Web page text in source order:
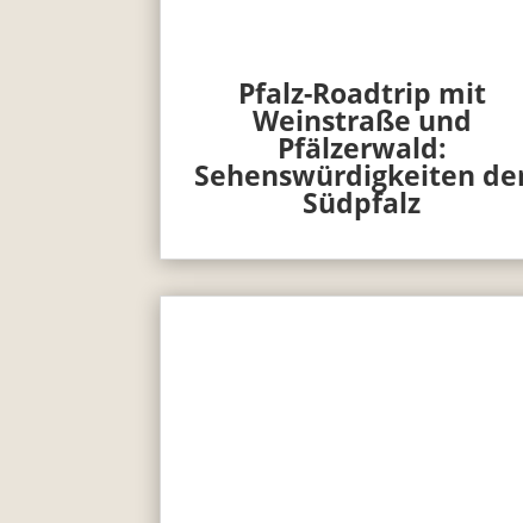
Pfalz-Roadtrip mit
Weinstraße und
Pfälzerwald:
Sehenswürdigkeiten
Südpfalz